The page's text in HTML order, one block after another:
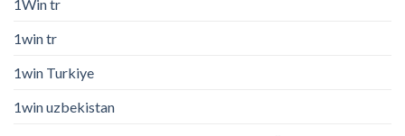
1Win tr
1win tr
1win Turkiye
1win uzbekistan